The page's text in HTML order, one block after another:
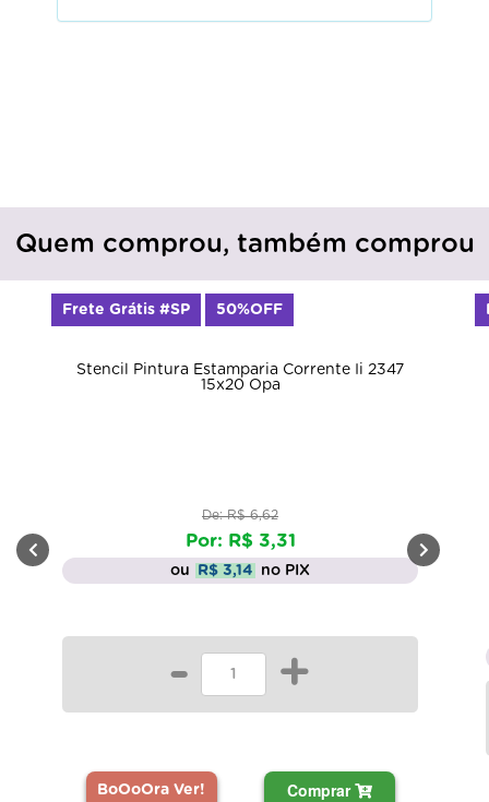
Quem comprou, também comprou
Stencil Pintura Estamparia Corrente Ii 2347
15x20 Opa
De: R$ 6,62
Por: R$ 3,31
ou R$ 3,14 no PIX
- +
BoOoOra Ver! Comprar
Frete Grátis #SP 50%OFF